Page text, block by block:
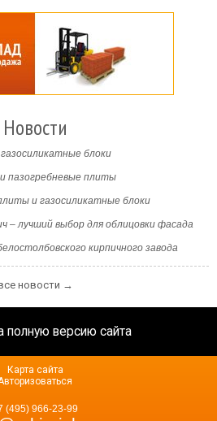
Новости
блоки
пазогребневые плиты
и газосиликатные блоки
– лучший выбор для облицовки фасада
кирпичного завода
новости →
полную версию сайта
(495) 966-23-99
Карта сайта